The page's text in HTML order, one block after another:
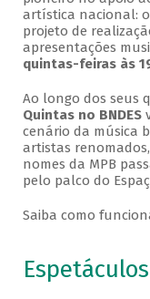
artística nacional: o
projeto de
apresentações
quintas-feiras às
Ao longo dos seus
Quintas no BNDES
cenário da música
artistas
nomes da MPB
pelo palco do
Saiba como